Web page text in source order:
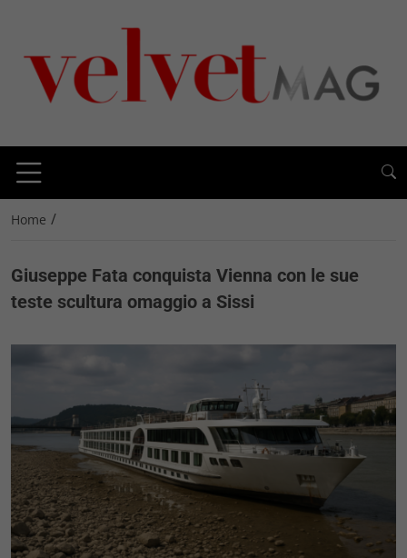
Home /
Giuseppe Fata conquista Vienna con le sue
teste scultura omaggio a Sissi